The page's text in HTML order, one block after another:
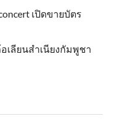
เปิดขายบัตร
เลียนสำเนียงกัมพูชา